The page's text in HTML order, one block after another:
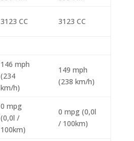
3123 CC 3123 CC
146 mph
(234
km/h)
149 mph
(238 km/h)
0 mpg
(0,0l /
100km)
0 mpg (0,0l
/ 100km)